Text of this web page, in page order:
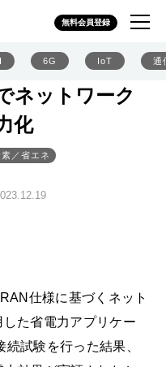
無料会員登録
6G IoT 通
ネットワーク
化
素／省エネ
仕様に基づくネット
た省電力アプリケー
試験を行った結果、